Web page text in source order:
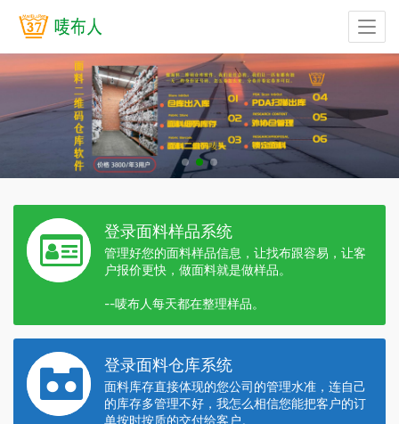
登录面料样品系统
管理好您的面料样品信息，让找布跟容易，让客
户报价更快，做面料就是做样品。
--唛布人每天都在整理样品。
登录面料仓库系统
面料库存直接体现的您公司的管理水准，连自己
的库存多管理不好，我怎么相信您能把客户的订
单按时按质的交付给客户。